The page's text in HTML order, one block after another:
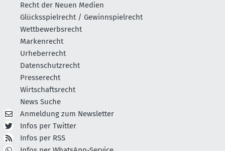
Recht der Neuen Medien
Glücksspielrecht / Gewinnspielrecht
Wettbewerbsrecht
Markenrecht
Urheberrecht
Datenschutzrecht
Presserecht
Wirtschaftsrecht
News Suche
Anmeldung zum Newsletter
Infos per Twitter
Infos per RSS